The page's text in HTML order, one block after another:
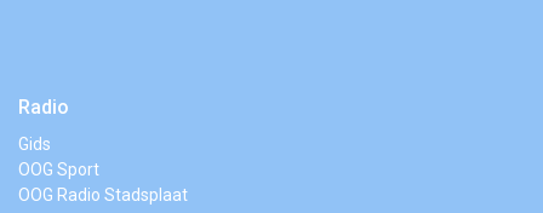
Radio
Gids
OOG Sport
OOG Radio Stadsplaat